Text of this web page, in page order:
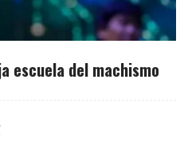
escuela del machismo